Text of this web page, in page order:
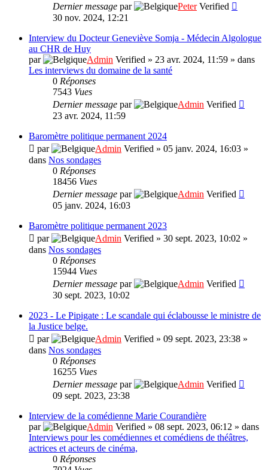
Dernier message par Peter Verified
30 nov. 2024, 12:21
Interview du Docteur Geneviève Somja - Médecin Algologue
au CHR de Huy
par
Admin Verified » 23 avr. 2024, 11:59 » dans
Les interviews du domaine de la santé
0 Réponses
7543 Vues
Dernier message par Admin Verified
23 avr. 2024, 11:59
Baromètre politique permanent 2024
par
Admin Verified » 05 janv. 2024, 16:03 »
dans Nos sondages
0 Réponses
18456 Vues
Dernier message par Admin Verified
05 janv. 2024, 16:03
Baromètre politique permanent 2023
par
Admin Verified » 30 sept. 2023, 10:02 »
dans Nos sondages
0 Réponses
15944 Vues
Dernier message par Admin Verified
30 sept. 2023, 10:02
2023 - Le Pipigate : Le scandale qui éclabousse le ministre de
la Justice belge.
par
Admin Verified » 09 sept. 2023, 23:38 »
dans Nos sondages
0 Réponses
16255 Vues
Dernier message par Admin Verified
09 sept. 2023, 23:38
Interview de la comédienne Marie Courandière
par
Admin Verified » 08 sept. 2023, 06:12 » dans
Interviews pour les comédiennes et comédiens de théâtres,
actrices et acteurs de cinéma,
0 Réponses